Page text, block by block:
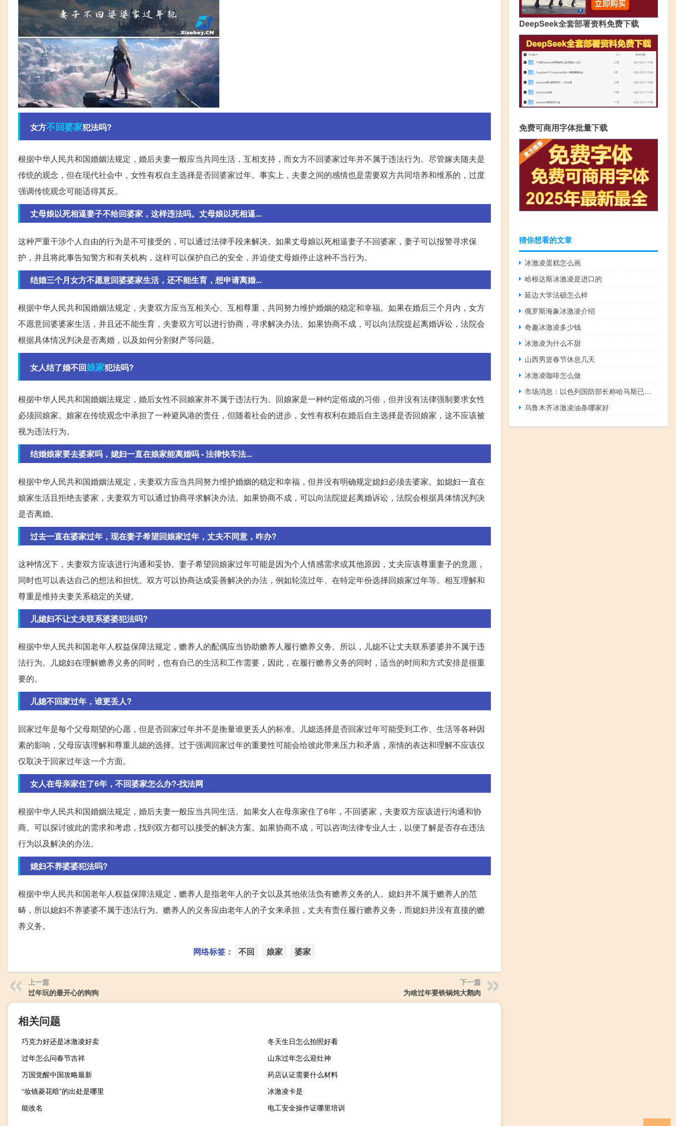
女方不回婆家犯法吗?
根据中华人民共和国婚姻法规定，婚后夫妻一般应当共同生活，互相支持，而女方不回婆家过年并不属于违法行为。尽管嫁夫随夫是
传统的观念，但在现代社会中，女性有权自主选择是否回婆家过年。事实上，夫妻之间的感情也是需要双方共同培养和维系的，过度
强调传统观念可能适得其反。
丈母娘以死相逼妻子不给回婆家，这样违法吗。丈母娘以死相逼...
这种严重干涉个人自由的行为是不可接受的，可以通过法律手段来解决。如果丈母娘以死相逼妻子不回婆家，妻子可以报警寻求保
护，并且将此事告知警方和有关机构，这样可以保护自己的安全，并迫使丈母娘停止这种不当行为。
结婚三个月女方不愿意回婆婆家生活，还不能生育，想申请离婚...
根据中华人民共和国婚姻法规定，夫妻双方应当互相关心、互相尊重，共同努力维护婚姻的稳定和幸福。如果在婚后三个月内，女方
不愿意回婆婆家生活，并且还不能生育，夫妻双方可以进行协商，寻求解决办法。如果协商不成，可以向法院提起离婚诉讼，法院会
根据具体情况判决是否离婚，以及如何分割财产等问题。
女人结了婚不回娘家犯法吗?
根据中华人民共和国婚姻法规定，婚后女性不回娘家并不属于违法行为。回娘家是一种约定俗成的习俗，但并没有法律强制要求女性
必须回娘家。娘家在传统观念中承担了一种避风港的责任，但随着社会的进步，女性有权利在婚后自主选择是否回娘家，这不应该被
视为违法行为。
结婚娘家要去婆家吗，媳妇一直在娘家能离婚吗 - 法律快车法...
根据中华人民共和国婚姻法规定，夫妻双方应当共同努力维护婚姻的稳定和幸福，但并没有明确规定媳妇必须去婆家。如媳妇一直在
娘家生活且拒绝去婆家，夫妻双方可以通过协商寻求解决办法。如果协商不成，可以向法院提起离婚诉讼，法院会根据具体情况判决
是否离婚。
过去一直在婆家过年，现在妻子希望回娘家过年，丈夫不同意，咋办?
这种情况下，夫妻双方应该进行沟通和妥协。妻子希望回娘家过年可能是因为个人情感需求或其他原因，丈夫应该尊重妻子的意愿，
同时也可以表达自己的想法和担忧。双方可以协商达成妥善解决的办法，例如轮流过年、在特定年份选择回娘家过年等。相互理解和
尊重是维持夫妻关系稳定的关键。
儿媳妇不让丈夫联系婆婆犯法吗?
根据中华人民共和国老年人权益保障法规定，赡养人的配偶应当协助赡养人履行赡养义务。所以，儿媳不让丈夫联系婆婆并不属于违
法行为。儿媳妇在理解赡养义务的同时，也有自己的生活和工作需要，因此，在履行赡养义务的同时，适当的时间和方式安排是很重
要的。
儿媳不回家过年，谁更丢人?
回家过年是每个父母期望的心愿，但是否回家过年并不是衡量谁更丢人的标准。儿媳选择是否回家过年可能受到工作、生活等各种因
素的影响，父母应该理解和尊重儿媳的选择。过于强调回家过年的重要性可能会给彼此带来压力和矛盾，亲情的表达和理解不应该仅
仅取决于回家过年这一个方面。
女人在母亲家住了6年，不回婆家怎么办?-找法网
根据中华人民共和国婚姻法规定，婚后夫妻一般应当共同生活。如果女人在母亲家住了6年，不回婆家，夫妻双方应该进行沟通和协
商。可以探讨彼此的需求和考虑，找到双方都可以接受的解决方案。如果协商不成，可以咨询法律专业人士，以便了解是否存在违法
行为以及解决的办法。
媳妇不养婆婆犯法吗?
根据中华人民共和国老年人权益保障法规定，赡养人是指老年人的子女以及其他依法负有赡养义务的人。媳妇并不属于赡养人的范
畴，所以媳妇不养婆婆不属于违法行为。赡养人的义务应由老年人的子女来承担，丈夫有责任履行赡养义务，而媳妇并没有直接的赡
养义务。
网络标签： 不回 娘家 婆家
上一篇
过年玩的最开心的狗狗
下一篇
为啥过年要铁锅炖大鹅肉
相关问题
巧克力好还是冰激凌好卖
冬天生日怎么拍照好看
过年怎么问春节吉祥
山东过年怎么迎灶神
万国觉醒中国攻略最新
药店认证需要什么材料
“妆镜菱花暗”的出处是哪里
冰激凌卡是
能改名
电工安全操作证哪里培训
DeepSeek全套部署资料免费下载
免费可商用字体批量下载
猜你想看的文章
冰激凌蛋糕怎么画
哈根达斯冰激凌是进口的
延边大学法硕怎么样
俄罗斯海象冰激凌介绍
奇趣冰激凌多少钱
冰激凌为什么不甜
山西男篮春节休息几天
冰激凌咖啡怎么做
市场消息：以色列国防部长称哈马斯已经失去对加沙的控制
乌鲁木齐冰激凌油条哪家好